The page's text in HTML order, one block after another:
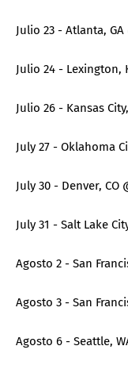
Julio 23 - Atlanta,
Julio 24 - Lexington,
Julio 26 - Kansas
July 27 - Oklahoma
July 30 - Denver, CO
July 31 - Salt Lake
Agosto 2 - San
Agosto 3 - San
Agosto 6 - Seattle,